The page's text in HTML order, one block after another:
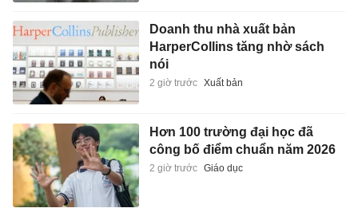
Doanh thu nhà xuất bản
HarperCollins tăng nhờ sách
nói
2 giờ trước Xuất bản
Hơn 100 trường đại học đã
công bố điểm chuẩn năm 2026
2 giờ trước Giáo dục